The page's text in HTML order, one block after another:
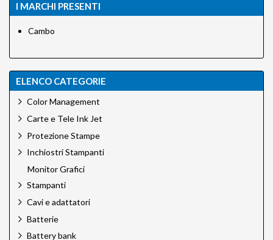
I MARCHI PRESENTI
Cambo
ELENCO CATEGORIE
Color Management
Carte e Tele Ink Jet
Protezione Stampe
Inchiostri Stampanti
Monitor Grafici
Stampanti
Cavi e adattatori
Batterie
Battery bank